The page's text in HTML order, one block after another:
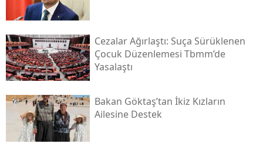
Cezalar Ağırlaştı: Suça Sürüklenen
Çocuk Düzenlemesi Tbmm’de
Yasalaştı
Bakan Göktaş’tan İkiz Kızların
Ailesine Destek